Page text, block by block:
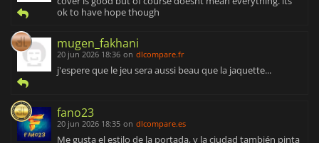
ok to have hope though
mugen_fakhani
20 jun 2026 18:36 on dlcompare.fr
j'espere que le jeu sera aussi beau que la jaquette...
fano23
20 jun 2026 18:35 on dlcompare.es
Me gusta el estilo de la portada, y la ciudad también pinta